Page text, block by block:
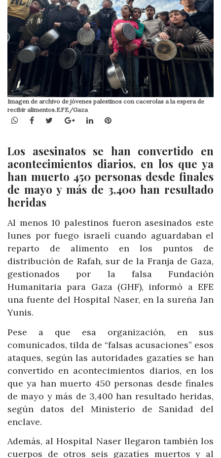
Imagen de archivo de jóvenes palestinos con cacerolas a la espera de
recibir alimentos.EFE/Gaza
WhatsApp
Facebook
TwitterGoogle+LinkedInPinterest
Los asesinatos se han convertido en
acontecimientos diarios, en los que ya
han muerto 450 personas desde finales
de mayo y más de 3,400 han resultado
heridas
Al menos 10 palestinos fueron asesinados este
lunes por fuego israelí cuando aguardaban el
reparto de alimento en los puntos de
distribución de Rafah, sur de la Franja de Gaza,
gestionados por la falsa Fundación
Humanitaria para Gaza (GHF), informó a EFE
una fuente del Hospital Naser, en la sureña Jan
Yunis.
Pese a que esa organización, en sus
comunicados, tilda de “falsas acusaciones” esos
ataques, según las autoridades gazatíes se han
convertido en acontecimientos diarios, en los
que ya han muerto 450 personas desde finales
de mayo y más de 3,400 han resultado heridas,
según datos del Ministerio de Sanidad del
enclave.
Además, al Hospital Naser llegaron también los
cuerpos de otros seis gazatíes muertos y al